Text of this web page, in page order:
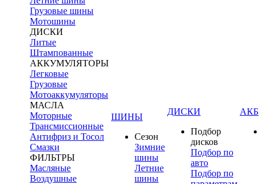
Грузовые шины
Мотошины
ДИСКИ
Литые
Штампованные
АККУМУЛЯТОРЫ
Легковые
Грузовые
Мотоаккумуляторы
МАСЛА
Моторные
Трансмиссионные
Антифриз и Тосол
Смазки
ФИЛЬТРЫ
Масляные
Воздушные
ШИНЫ
Сезон
Зимние
шины
Летние
шины
ДИСКИ
Подбор
дисков
Подбор по
авто
Подбор по
АКБ